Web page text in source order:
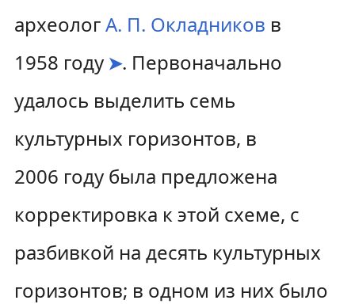
археологА. П. Окладников в
1958 году ➤. Первоначально
удалось выделить семь
культурных горизонтов, в
2006 году была предложена
корректировка к этой схеме, с
разбивкой на десять культурных
горизонтов; в одном из них было